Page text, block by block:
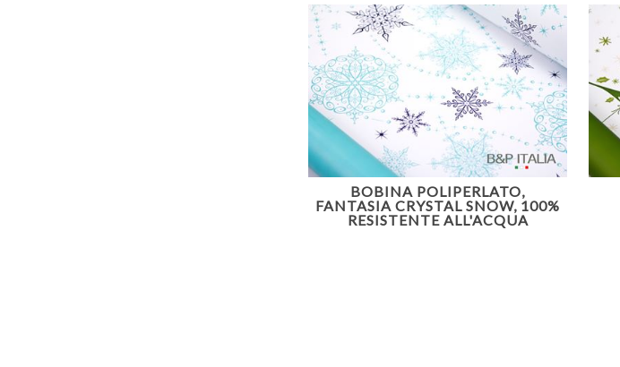
BOBINA POLIPERLATO,
FANTASIA CRYSTAL SNOW, 100%
RESISTENTE ALL'ACQUA